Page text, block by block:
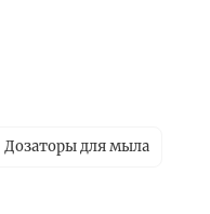
Дозаторы для мыла